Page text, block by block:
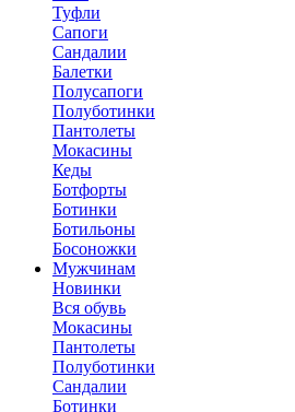
Туфли
Сапоги
Сандалии
Балетки
Полусапоги
Полуботинки
Пантолеты
Мокасины
Кеды
Ботфорты
Ботинки
Ботильоны
Босоножки
Мужчинам
Новинки
Вся обувь
Мокасины
Пантолеты
Полуботинки
Сандалии
Ботинки